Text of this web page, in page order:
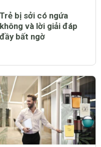
Trẻ bị sởi có ngứa
không và lời giải đáp
đầy bất ngờ